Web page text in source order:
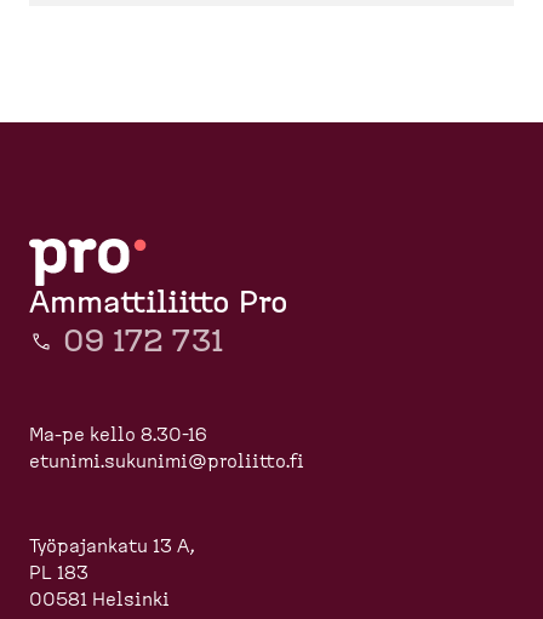
Ammattiliitto Pro
09 172 731
Ma-pe kello 8.30-16
etunimi.sukunimi@proliitto.fi
Työpajankatu 13 A,
PL 183
00581 Helsinki